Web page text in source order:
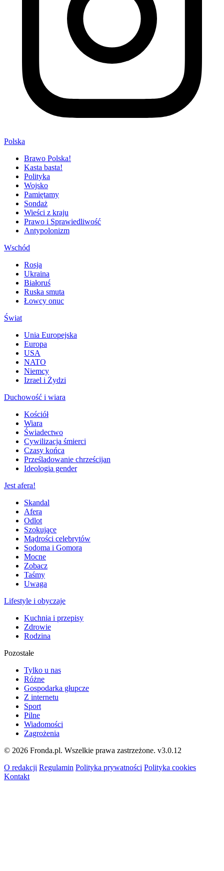
Polska
Brawo Polska!
Kasta basta!
Polityka
Wojsko
Pamiętamy
Sondaż
Wieści z kraju
Prawo i Sprawiedliwość
Antypolonizm
Wschód
Rosja
Ukraina
Białoruś
Ruska smuta
Łowcy onuc
Świat
Unia Europejska
Europa
USA
NATO
Niemcy
Izrael i Żydzi
Duchowość i wiara
Kościół
Wiara
Świadectwo
Cywilizacja śmierci
Czasy końca
Prześladowanie chrześcijan
Ideologia gender
Jest afera!
Skandal
Afera
Odlot
Szokujące
Mądrości celebrytów
Sodoma i Gomora
Mocne
Zobacz
Taśmy
Uwaga
Lifestyle i obyczaje
Kuchnia i przepisy
Zdrowie
Rodzina
Pozostałe
Tylko u nas
Różne
Gospodarka głupcze
Z internetu
Sport
Pilne
Wiadomości
Zagrożenia
© 2026 Fronda.pl. Wszelkie prawa zastrzeżone. v3.0.12
O redakcji Regulamin Polityka prywatności Polityka cookies
Kontakt